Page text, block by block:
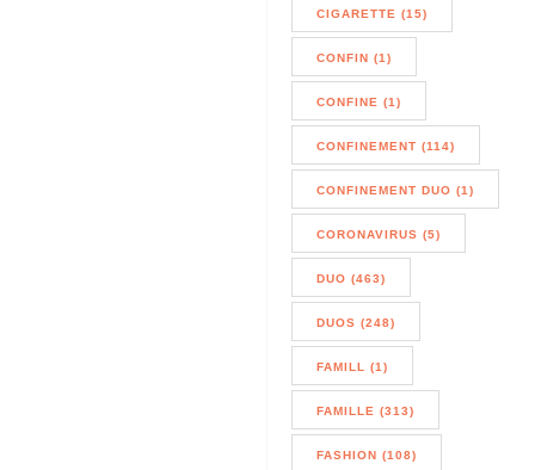
CIGARETTE (15)
CONFIN (1)
CONFINE (1)
CONFINEMENT (114)
CONFINEMENT DUO (1)
CORONAVIRUS (5)
DUO (463)
DUOS (248)
FAMILL (1)
FAMILLE (313)
FASHION (108)